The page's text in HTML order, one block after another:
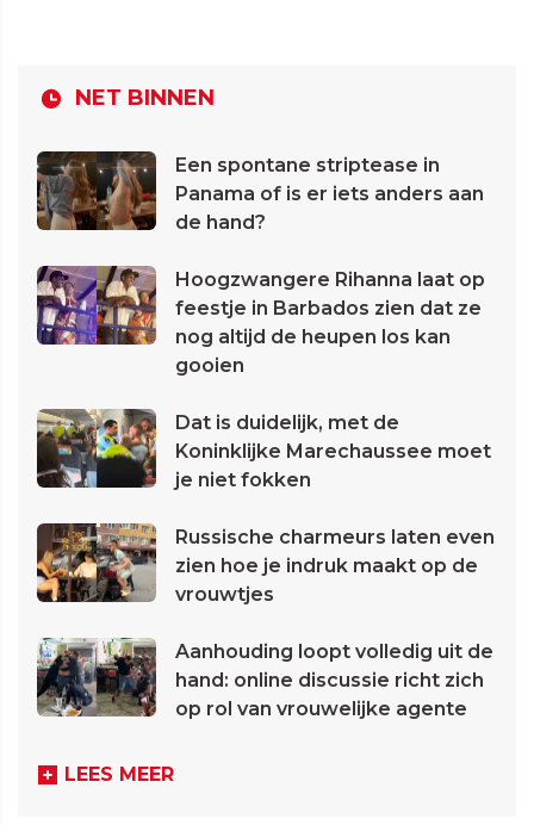
NET BINNEN
Een spontane striptease in
Panama of is er iets anders aan
de hand?
Hoogzwangere Rihanna laat op
feestje in Barbados zien dat ze
nog altijd de heupen los kan
gooien
Dat is duidelijk, met de
Koninklijke Marechaussee moet
je niet fokken
Russische charmeurs laten even
zien hoe je indruk maakt op de
vrouwtjes
Aanhouding loopt volledig uit de
hand: online discussie richt zich
op rol van vrouwelijke agente
LEES MEER